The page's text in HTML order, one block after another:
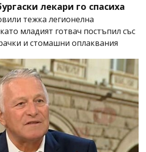
лекари го спасиха
тежка легионелна
младият готвач постъпил със
и стомашни оплаквания